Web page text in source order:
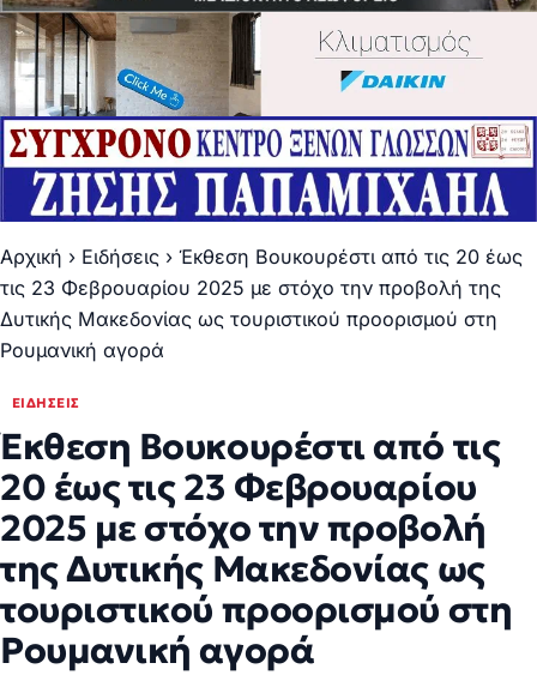
Αρχική › Ειδήσεις › Έκθεση Βουκουρέστι από τις 20 έως
τις 23 Φεβρουαρίου 2025 με στόχο την προβολή της
Δυτικής Μακεδονίας ως τουριστικού προορισμού στη
Ρουμανική αγορά
ΕΙΔΉΣΕΙΣ
Έκθεση Βουκουρέστι από τις
20 έως τις 23 Φεβρουαρίου
2025 με στόχο την προβολή
της Δυτικής Μακεδονίας ως
τουριστικού προορισμού στη
Ρουμανική αγορά